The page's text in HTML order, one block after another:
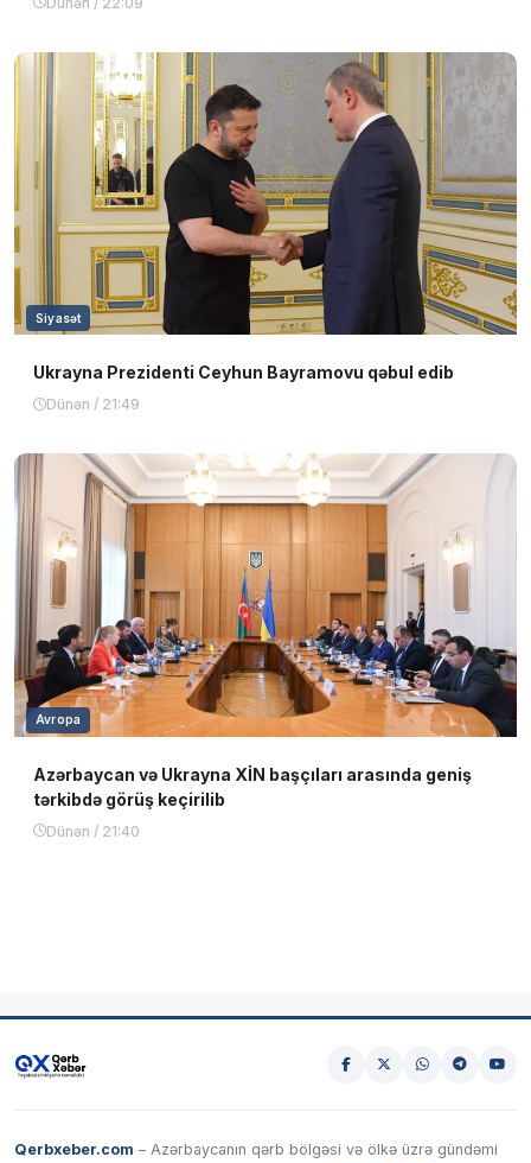
Siyasət
Ukrayna Prezidenti Ceyhun Bayramovu qəbul edib
Dünən / 21:49
Avropa
Azərbaycan və Ukrayna XİN başçıları arasında geniş
tərkibdə görüş keçirilib
Dünən / 21:40
Qerbxeber.com – Azərbaycanın qərb bölgəsi və ölkə üzrə gündəmi